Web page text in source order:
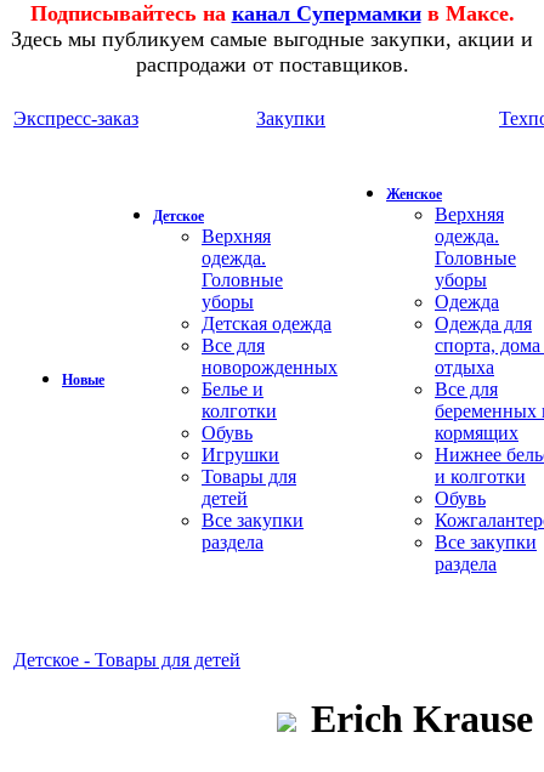
Подписывайтесь на канал Супермамки в Максе.
Здесь мы публикуем самые выгодные закупки, акции и
распродажи от поставщиков.
Экспресс-заказ Закупки
Новые
Детское
Верхняя
одежда.
Головные
уборы
Детская одежда
Все для
новорожденных
Белье и
колготки
Обувь
Игрушки
Товары для
детей
Все закупки
раздела
Женское
Верхняя
одежда.
Головные
уборы
Одежда
Одежда для
спорта,
отдыха
Все для
беременных
кормящих
Нижнее
и колготки
Обувь
Все закупки
раздела
Детское - Товары для детей
Erich Krause